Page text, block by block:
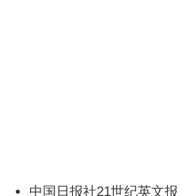
中国日报社21世纪英文报